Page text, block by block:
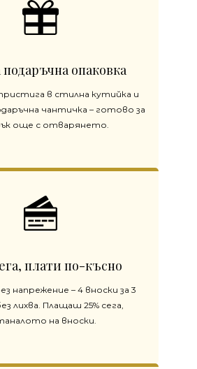
опаковка
в стилна кутийка и
чантичка – готово за
още с отварянето.
плати по-късно
напрежение – 4 вноски за 3
лихва. Плащаш 25% сега,
на вноски.